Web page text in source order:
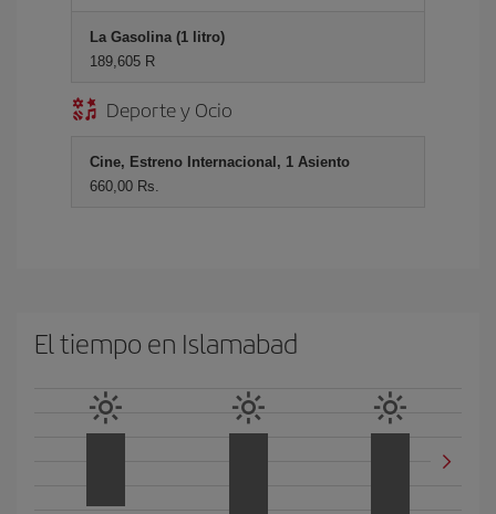
La Gasolina (1 litro)
189,605 R
Deporte y Ocio
Cine, Estreno Internacional, 1 Asiento
660,00 Rs.
El tiempo en Islamabad